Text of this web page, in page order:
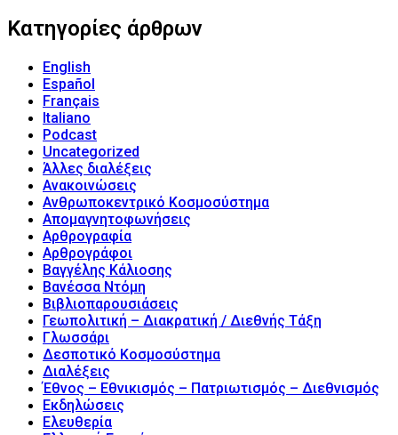
Κατηγορίες άρθρων
English
Español
Français
Italiano
Podcast
Uncategorized
Άλλες διαλέξεις
Ανακοινώσεις
Ανθρωποκεντρικό Κοσμοσύστημα
Απομαγνητοφωνήσεις
Αρθρογραφία
Αρθρογράφοι
Βαγγέλης Κάλιοσης
Βανέσσα Ντόμη
Βιβλιοπαρουσιάσεις
Γεωπολιτική – Διακρατική / Διεθνής Τάξη
Γλωσσάρι
Δεσποτικό Κοσμοσύστημα
Διαλέξεις
Έθνος – Εθνικισμός – Πατριωτισμός – Διεθνισμός
Εκδηλώσεις
Ελευθερία